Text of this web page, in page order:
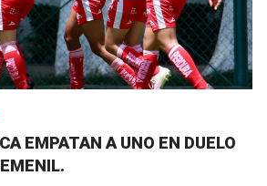
EMPATAN A UNO EN DUELO